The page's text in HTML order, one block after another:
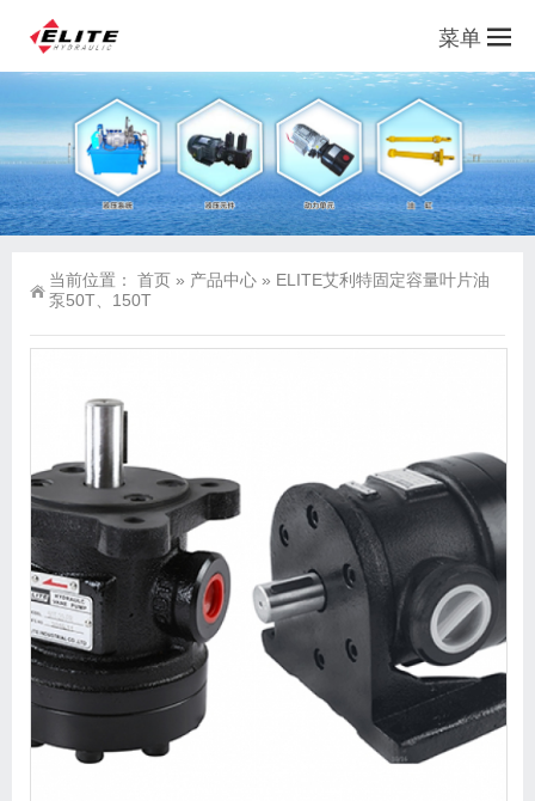
菜单
当前位置： 首页 » 产品中心 » ELITE艾利特固定容量叶片油
泵50T、150T